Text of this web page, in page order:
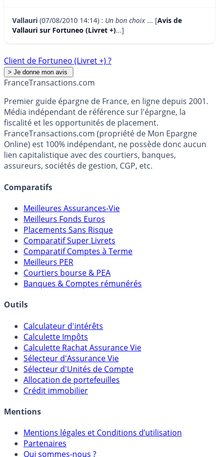
Vallauri (07/08/2010 14:14) : Un bon choix ... [Avis de
Vallauri sur Fortuneo (Livret +)...]
Client de Fortuneo (Livret +) ?
FranceTransactions.com
Premier guide épargne de France, en ligne depuis 2001.
Média indépendant de référence sur l'épargne, la
fiscalité et les opportunités de placement.
FranceTransactions.com (propriété de Mon Epargne
Online) est 100% indépendant, ne possède donc aucun
lien capitalistique avec des courtiers, banques,
assureurs, sociétés de gestion, CGP, etc.
Comparatifs
Meilleures Assurances-Vie
Meilleurs Fonds Euros
Placements Sans Risque
Comparatif Super Livrets
Comparatif Comptes à Terme
Meilleurs PER
Courtiers bourse & PEA
Banques & Comptes rémunérés
Outils
Calculateur d'intérêts
Calculette Impôts
Calculette Rachat Assurance Vie
Sélecteur d'Assurance Vie
Sélecteur d'Unités de Compte
Allocation de portefeuilles
Crédit immobilier
Mentions
Mentions légales et Conditions d’utilisation
Partenaires
Qui sommes-nous ?